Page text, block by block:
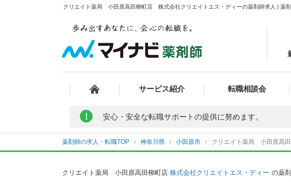
クリエイト薬局 小田原高田柳町店 株式会社クリエイトエス・ディーの薬剤師求人 | 薬剤
サービス紹介 転職相談会
! 安心・安全な転職サポートの提供に努めます。
薬剤師の求人・転職TOP 神奈川県 小田原市 クリエイト薬局 小田原高
クリエイト薬局 小田原高田柳町店 株式会社クリエイトエス・ディー の薬